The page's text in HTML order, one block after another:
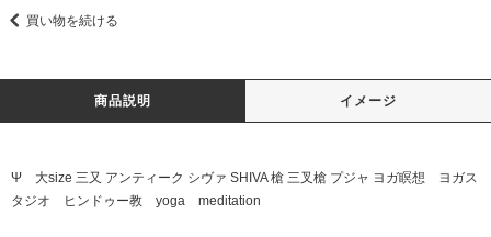
買い物を続ける
商品説明 イメージ
Ψ 大size 三又 アンティーク シヴァ SHIVA 槍 三叉槍 プジャ ヨガ瞑想 ヨガス
タジオ ヒンドゥー教 yoga meditation